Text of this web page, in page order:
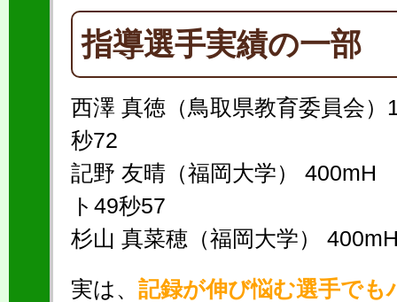
指導選手実績の一部
西澤 真徳（鳥取県教育委員会
秒72
記野 友晴（福岡大学）
ト49秒57
杉山 真菜穂（福岡大学）
実は、 記録が伸び悩む選手で